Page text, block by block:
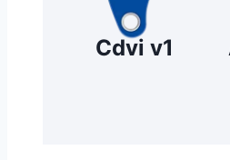
Cdvi v1